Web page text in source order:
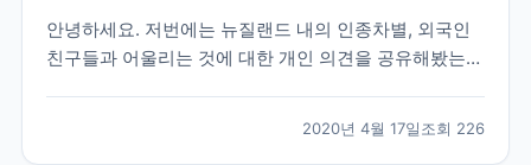
안녕하세요. 저번에는 뉴질랜드 내의 인종차별, 외국인
친구들과 어울리는 것에 대한 개인 의견을 공유해봤는데
요. [ 스키니 유심 구입 ] 장기간 해외로 떠나시는 분들은
2020년 4월 17일조회 226